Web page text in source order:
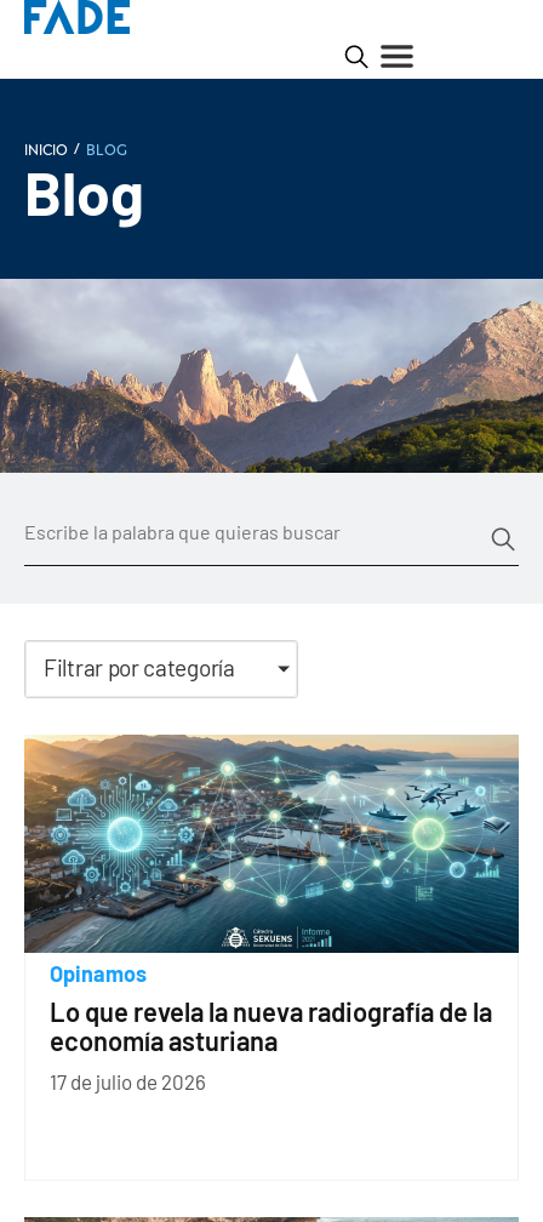
INICIO / Blog
Blog
Filtrar por categoría
Opinamos
Lo que revela la nueva radiografía de la
economía asturiana
17 de julio de 2026